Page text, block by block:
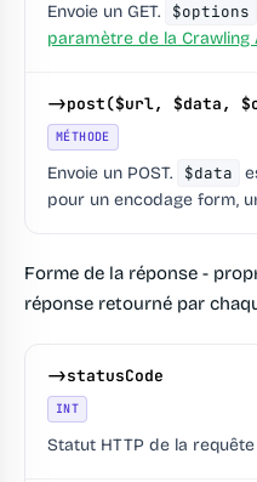
Envoie un GET. $options
paramètre de la Crawling
->post($url, $data,
MÉTHODE
Envoie un POST. $data
pour un encodage form,
Forme de la réponse -
réponse retourné par
->statusCode
INT
Statut HTTP de la